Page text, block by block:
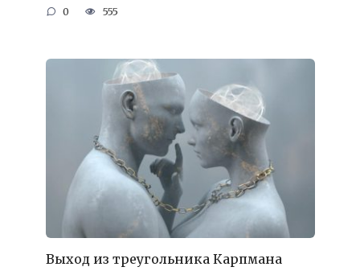
0 555
Выход из треугольника Карпмана